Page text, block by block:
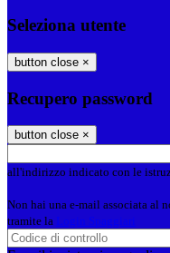
Seleziona utente
button close ×
Recupero password
button close ×
all'indirizzo indicato con le
Non hai una e-mail associata al
tramite la Login Spaggiari